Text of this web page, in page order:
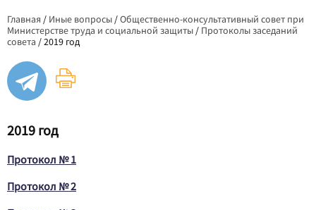
Главная / Иные вопросы /Общественно-консультативный совет при
Министерстве труда и социальной защиты / Протоколы заседаний
совета /2019 год
2019 год
Протокол № 1
Протокол № 2